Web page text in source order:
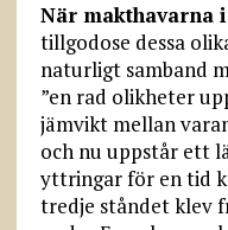
När makthavarna
tillgodose dessa
naturligt samband
”en rad olikheter
jämvikt mellan
och nu uppstår ett
yttringar för en tid
tredje ståndet klev